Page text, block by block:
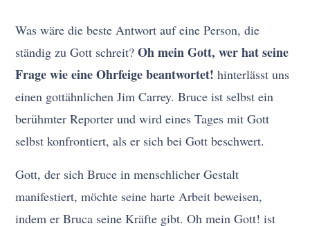
Was wäre die beste Antwort auf eine Person, die
ständig zu Gott schreit?Oh mein Gott, wer hat seine
Frage wie eine Ohrfeige beantwortet! hinterlässt uns
einen gottähnlichen Jim Carrey. Bruce ist selbst ein
berühmter Reporter und wird eines Tages mit Gott
selbst konfrontiert, als er sich bei Gott beschwert.
Gott, der sich Bruce in menschlicher Gestalt
manifestiert, möchte seine harte Arbeit beweisen,
indem er Bruca seine Kräfte gibt. Oh mein Gott! ist